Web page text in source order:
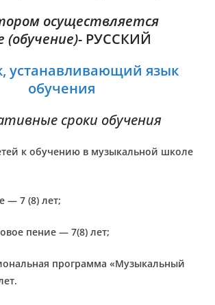
осуществляется
(обучение)- РУССКИЙ
устанавливающий язык
обучения
сроки обучения
к обучению в музыкальной школе
— 7 (8) лет;
пение — 7(8) лет;
программа «Музыкальный